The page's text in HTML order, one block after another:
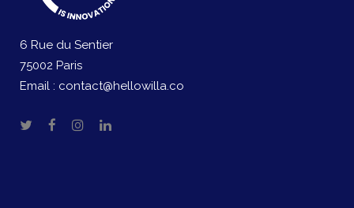
6 Rue du Sentier
75002 Paris
Email : contact@hellowilla.co